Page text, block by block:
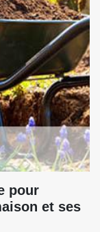
pour
et ses